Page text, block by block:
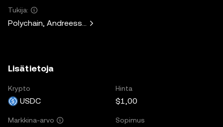
Tukija:
Polychain, Andreessen Horowitz, Paradigm, Variant Fund,
Lisätietoja
Krypto
USDC
Hinta
$1,00
Markkina-arvo Sopimus